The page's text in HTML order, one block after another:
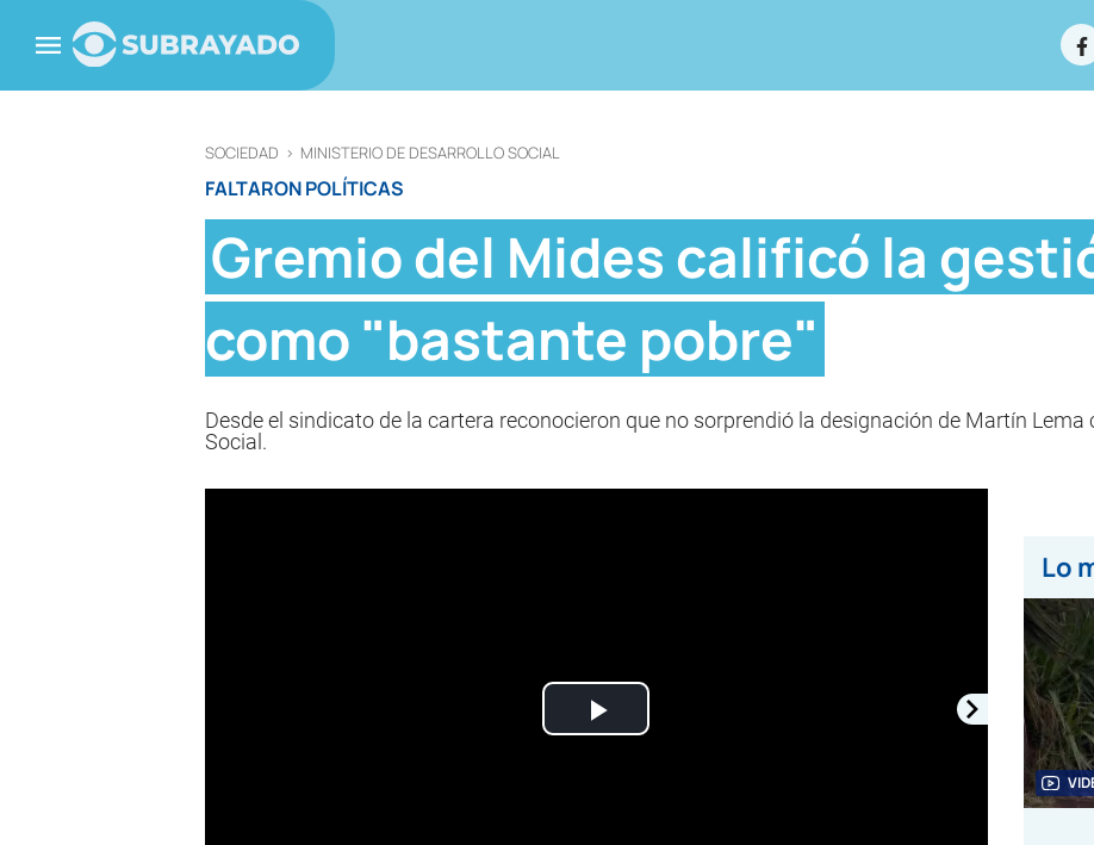
SOCIEDAD > MINISTERIO DE DESARROLLO SOCIAL
FALTARON POLÍTICAS
Gremio del Mides calificó la
como "bastante pobre"
Desde el sindicato de la cartera reconocieron que no sorprendió la designación de Martín
Social.
Play
Lo